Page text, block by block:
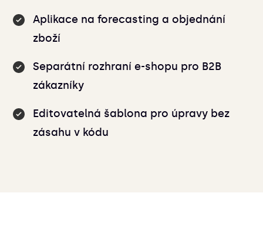
Aplikace na forecasting a objednání
zboží
Separátní rozhraní e-shopu pro B2B
zákazníky
Editovatelná šablona pro úpravy bez
zásahu v kódu